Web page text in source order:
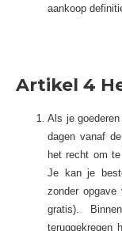
aankoop
Artikel 4
Als je
dagen vanaf
het recht om
Je kan je
zonder opgave
gratis).
teruggekregen